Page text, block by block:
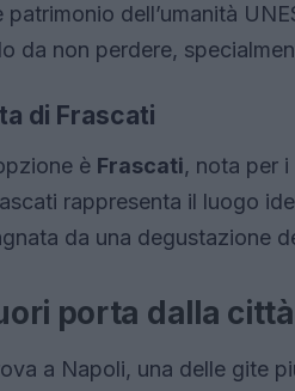
patrimonio dell’umanità
da non perdere,
di Frascati
è Frascati, nota per
rappresenta il luogo
da una degustazione
porta dalla
a Napoli, una delle gite